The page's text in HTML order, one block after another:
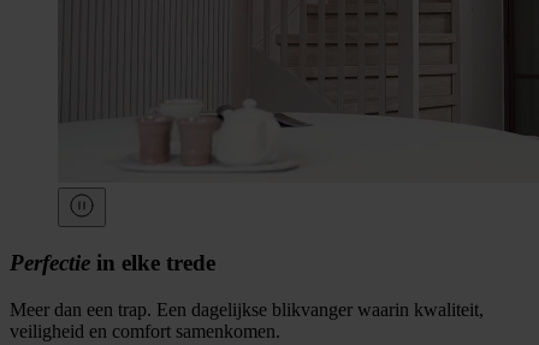
Perfectie in elke trede
Meer dan een trap. Een dagelijkse blikvanger waarin kwaliteit,
veiligheid en comfort samenkomen.